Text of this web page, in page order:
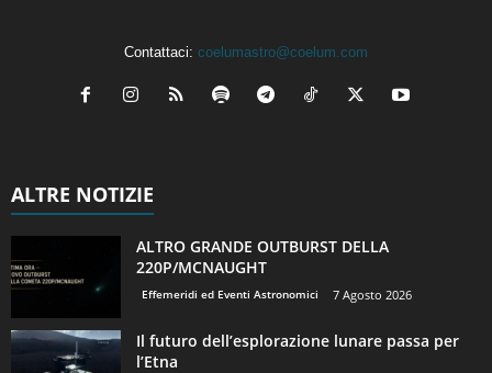
Contattaci: coelumastro@coelum.com
ALTRE NOTIZIE
ALTRO GRANDE OUTBURST DELLA
220P/MCNAUGHT
Effemeridi ed Eventi Astronomici 7 Agosto 2026
Il futuro dell’esplorazione lunare passa per
l’Etna